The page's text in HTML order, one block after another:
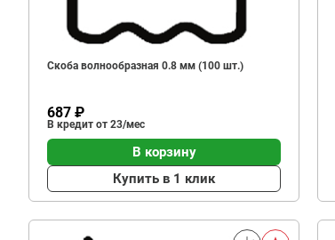
Скоба волнообразная 0.8 мм (100 шт.)
687 ₽
В кредит от 23/мес
В корзину
Купить в 1 клик